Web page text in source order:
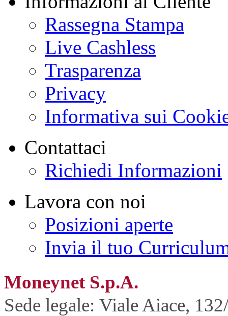
Rassegna Stampa
Live Cashless
Trasparenza
Privacy
Informativa sui
Contattaci
Richiedi Informazioni
Lavora con noi
Posizioni aperte
Invia il tuo
Moneynet S.p.A.
Sede legale: Viale Aiace,